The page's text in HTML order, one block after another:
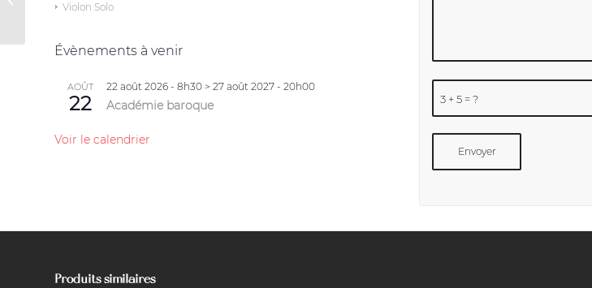
Violon Solo
Évènements à venir
AOÛT
22
22 août 2026 - 8h30 > 27 août 2027 - 20h00
Académie baroque
Voir le calendrier
3 + 5 = ?
Produits similaires